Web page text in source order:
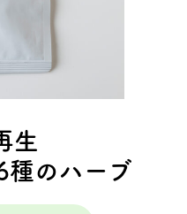
生
種のハーブ